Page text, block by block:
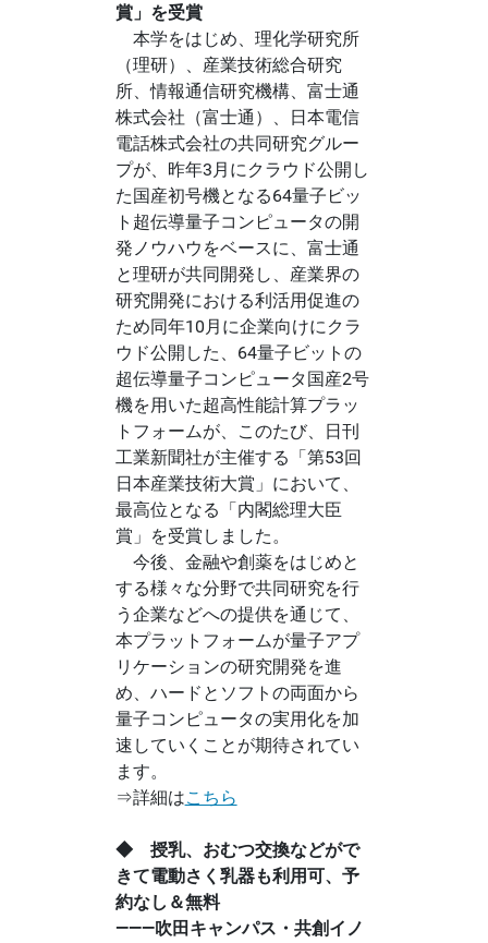
賞」を受賞
本学をはじめ、理化学研究所
（理研）、産業技術総合研究
所、情報通信研究機構、富士通
株式会社（富士通）、日本電信
電話株式会社の共同研究グルー
プが、昨年3月にクラウド公開し
た国産初号機となる64量子ビッ
ト超伝導量子コンピュータの開
発ノウハウをベースに、富士通
と理研が共同開発し、産業界の
研究開発における利活用促進の
ため同年10月に企業向けにクラ
ウド公開した、64量子ビットの
超伝導量子コンピュータ国産2号
機を用いた超高性能計算プラッ
トフォームが、このたび、日刊
工業新聞社が主催する「第53回
日本産業技術大賞」において、
最高位となる「内閣総理大臣
賞」を受賞しました。
今後、金融や創薬をはじめと
する様々な分野で共同研究を行
う企業などへの提供を通じて、
本プラットフォームが量子アプ
リケーションの研究開発を進
め、ハードとソフトの両面から
量子コンピュータの実用化を加
速していくことが期待されてい
ます。
⇒詳細はこちら
◆ 授乳、おむつ交換などがで
きて電動さく乳器も利用可、予
約なし＆無料
―――吹田キャンパス・共創イノ